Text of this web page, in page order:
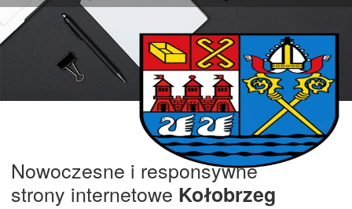
Nowoczesne i responsywne
strony internetowe Kołobrzeg